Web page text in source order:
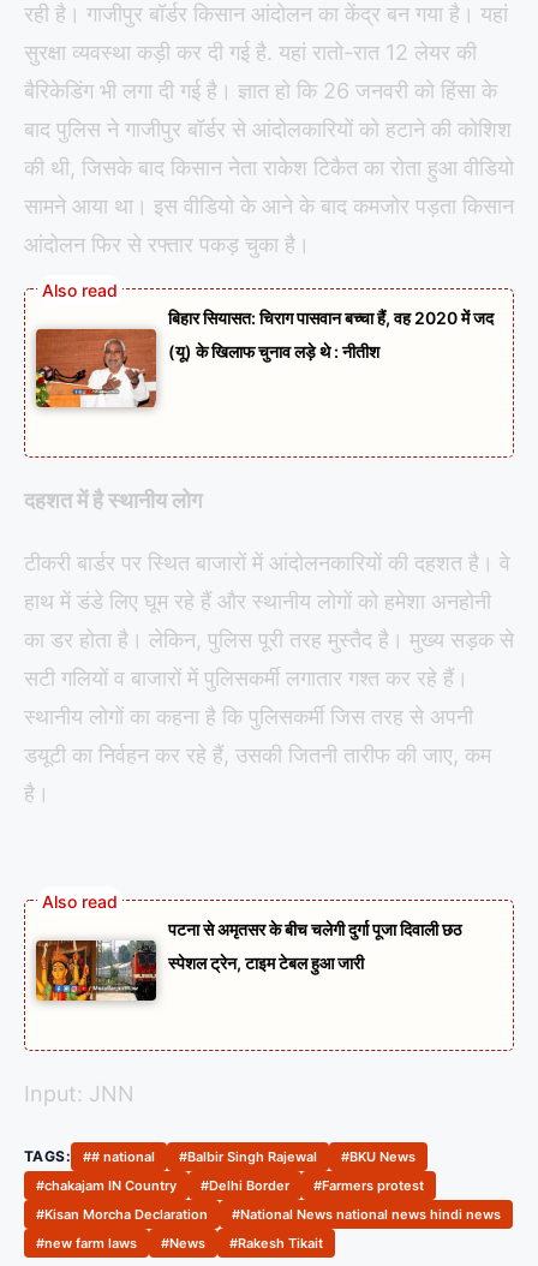
रही है। गाजीपुर बॉर्डर किसान आंदोलन का केंद्र बन गया है। यहां
सुरक्षा व्यवस्था कड़ी कर दी गई है. यहां रातो-रात 12 लेयर की
बैरिकेडिंग भी लगा दी गई है। ज्ञात हो कि 26 जनवरी को हिंसा के
बाद पुलिस ने गाजीपुर बॉर्डर से आंदोलकारियों को हटाने की कोशिश
की थी, जिसके बाद किसान नेता राकेश टिकैत का रोता हुआ वीडियो
सामने आया था। इस वीडियो के आने के बाद कमजोर पड़ता किसान
आंदोलन फिर से रफ्तार पकड़ चुका है।
बिहार सियासत: चिराग पासवान बच्चा हैं, वह 2020 में जद
(यू) के खिलाफ चुनाव लड़े थे : नीतीश
दहशत में है स्थानीय लोग
टीकरी बार्डर पर स्थित बाजारों में आंदोलनकारियों की दहशत है। वे
हाथ में डंडे लिए घूम रहे हैं और स्थानीय लोगों को हमेशा अनहोनी
का डर होता है। लेकिन, पुलिस पूरी तरह मुस्तैद है। मुख्य सड़क से
सटी गलियों व बाजारों में पुलिसकर्मी लगातार गश्त कर रहे हैं।
स्थानीय लोगों का कहना है कि पुलिसकर्मी जिस तरह से अपनी
डयूटी का निर्वहन कर रहे हैं, उसकी जितनी तारीफ की जाए, कम
है।
पटना से अमृतसर के बीच चलेगी दुर्गा पूजा दिवाली छठ
स्पेशल ट्रेन, टाइम टेबल हुआ जारी
Input: JNN
TAGS: ## national #Balbir Singh Rajewal
#BKU News
#chakajam IN Country
#Delhi Border
#Farmers protest
#Kisan Morcha Declaration
#National News national news hindi news
#new farm laws
#News #Rakesh Tikait